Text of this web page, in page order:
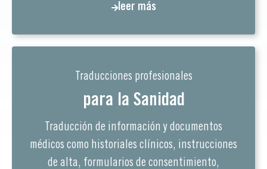
leer más
Traducciones profesionales
para la Sanidad
Traducción de información y documentos
médicos como historiales clínicos, instrucciones
de alta, formularios de consentimiento,